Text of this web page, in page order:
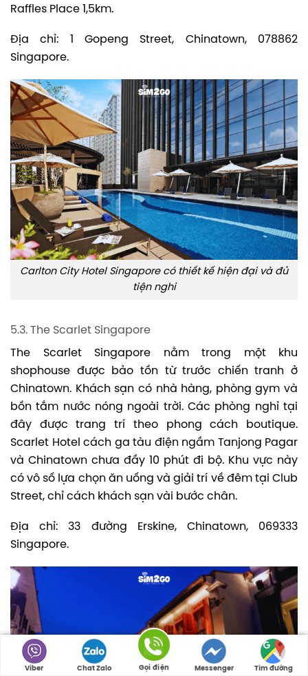
Raffles Place 1,5km.
Địa chỉ: 1 Gopeng Street, Chinatown, 078862
Singapore.
Carlton City Hotel Singapore có thiết kế hiện đại và đủ
tiện nghi
5.3. The Scarlet Singapore
The Scarlet Singapore nằm trong một khu
shophouse được bảo tồn từ trước chiến tranh ở
Chinatown. Khách sạn có nhà hàng, phòng gym và
bồn tắm nước nóng ngoài trời. Các phòng nghỉ tại
đây được trang trí theo phong cách boutique.
Scarlet Hotel cách ga tàu điện ngầm Tanjong Pagar
và Chinatown chưa đầy 10 phút đi bộ. Khu vực này
có vô số lựa chọn ăn uống và giải trí về đêm tại Club
Street, chỉ cách khách sạn vài bước chân.
Địa chỉ: 33 đường Erskine, Chinatown, 069333
Singapore.
Viber Chat Zalo Gọi điện Messenger Tìm đường